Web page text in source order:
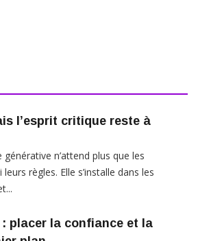
l’esprit critique reste à
générative n’attend plus que les
règles. Elle s’installe dans les
: placer la confiance et la